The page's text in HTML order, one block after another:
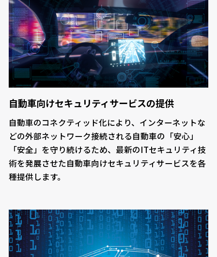
自動車向けセキュリティサービスの提供
自動車のコネクティッド化により、インターネットな
どの外部ネットワーク接続される自動車の「安心」
「安全」を守り続けるため、最新のITセキュリティ技
術を発展させた自動車向けセキュリティサービスを各
種提供します。